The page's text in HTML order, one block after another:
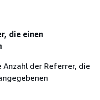
die einen
der Referrer, die